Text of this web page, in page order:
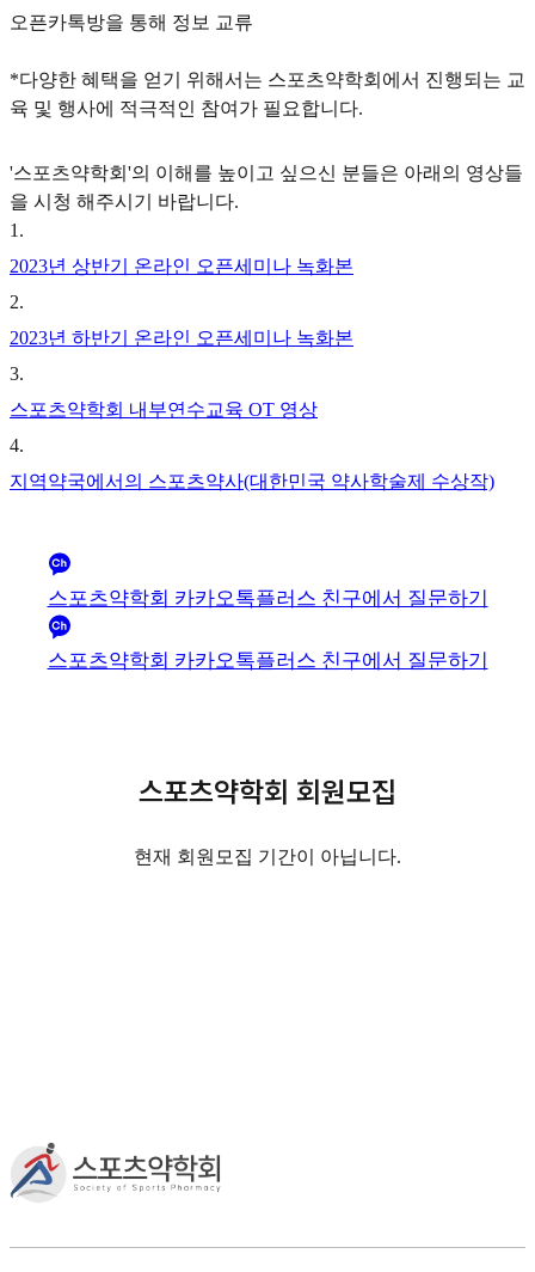
오픈카톡방을 통해 정보 교류
*다양한 혜택을 얻기 위해서는 스포츠약학회에서 진행되는 교
육 및 행사에 적극적인 참여가 필요합니다.
'스포츠약학회'의 이해를 높이고 싶으신 분들은 아래의 영상들
을 시청 해주시기 바랍니다.
1 .
2023년 상반기 온라인 오픈세미나 녹화본
2.
2023년 하반기 온라인 오픈세미나 녹화본
3.
스포츠약학회 내부연수교육 OT 영상
4.
지역약국에서의 스포츠약사(대한민국 약사학술제 수상작)
스포츠약학회 카카오톡플러스 친구에서 질문하기
스포츠약학회 카카오톡플러스 친구에서 질문하기
스포츠약학회 회원모집
현재 회원모집 기간이 아닙니다.